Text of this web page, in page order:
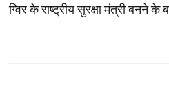
ग्विर के राष्ट्रीय सुरक्षा मंत्री बनने